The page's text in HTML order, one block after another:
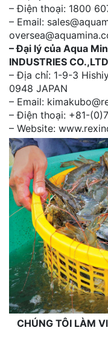
– Điện thoại: 1800
– Email:
– Đại lý của Aqua
INDUSTRIES CO.,LTD
– Địa chỉ: 1-9-3
0948 JAPAN
– Email:
– Điện thoại: +81-
– Website:
CHÚNG TÔI LÀM